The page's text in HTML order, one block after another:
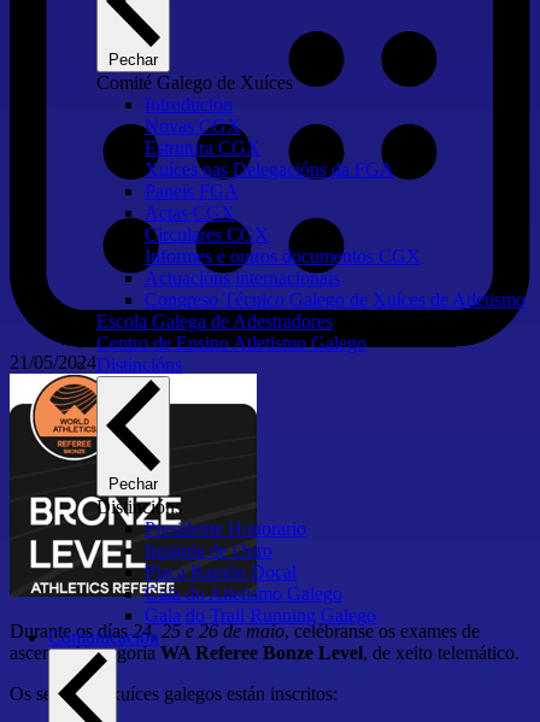
Pechar
Comité Galego de Xuíces
Introdución
Novas CGX
Estrutura CGX
Xuíces nas Delegacións da FGA
Paneis FGA
Actas CGX
Circulares CGX
Informes e outros documentos CGX
Actuacións internacionais
Congreso Técnico Galego de Xuíces de Atletismo
Escola Galega de Adestradores
Centro de Ensino Atletismo Galego
Distincións
Pechar
Distincións
Presidente Honorario
Insignia de Ouro
Placa Ramón Docal
Gala do Atletismo Galego
Gala do Trail Running Galego
Comunicación
21/05/2024
Durante os días24, 25 e 26 de maio, celébranse os exames de
ascenso á categoríaWA Referee Bonze Level, de xeito telemático.
Os seguintes xuíces galegos están inscritos: